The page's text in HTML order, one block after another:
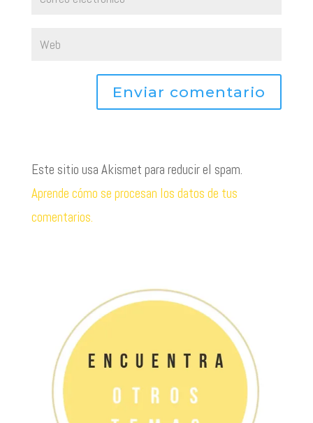
Este sitio usa Akismet para reducir el spam.
Aprende cómo se procesan los datos de tus
comentarios.